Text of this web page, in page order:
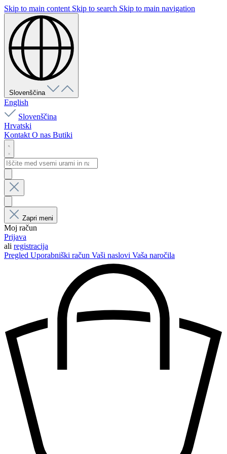
Skip to main content Skip to search Skip to main navigation
Slovenščina
English
Slovenščina
Hrvatski
Kontakt O nas Butiki
Zapri meni
Moj račun
Prijava
ali registracija
Pregled Uporabniški račun Vaši naslovi Vaša naročila